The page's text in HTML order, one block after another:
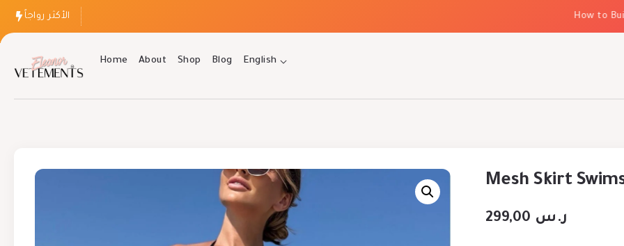
الأكثر رواجاً How to Build
Home About Shop Blog English
Mesh Skirt
ر.س